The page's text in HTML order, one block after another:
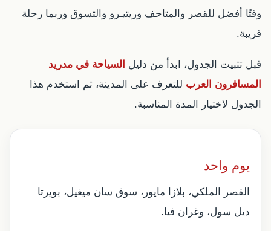
وقتًا أفضل للقصر والمتاحف وريتيـرو والتسوق وربما رحلة
قريبة.
قبل تثبيت الجدول، ابدأ من دليل السياحة في مدريد
المسافرون العرب للتعرف على المدينة، ثم استخدم هذا
الجدول لاختيار المدة المناسبة.
يوم واحد
القصر الملكي، بلازا مايور، سوق سان ميغيل، بويرتا
ديل سول، وغران فيا.